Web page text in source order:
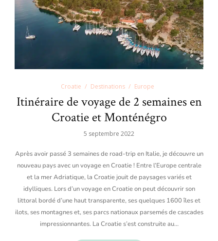
Croatie Destinations Europe
Itinéraire de voyage de 2 semaines en
Croatie et Monténégro
5 septembre 2022
Après avoir passé 3 semaines de road-trip en Italie, je découvre un
nouveau pays avec un voyage en Croatie ! Entre l’Europe centrale
et la mer Adriatique, la Croatie jouit de paysages variés et
idylliques. Lors d’un voyage en Croatie on peut découvrir son
littoral bordé d’une haut transparente, ses quelques 1600 îles et
ilots, ses montagnes et, ses parcs nationaux parsemés de cascades
impressionnantes. La Croatie s’est construite au…